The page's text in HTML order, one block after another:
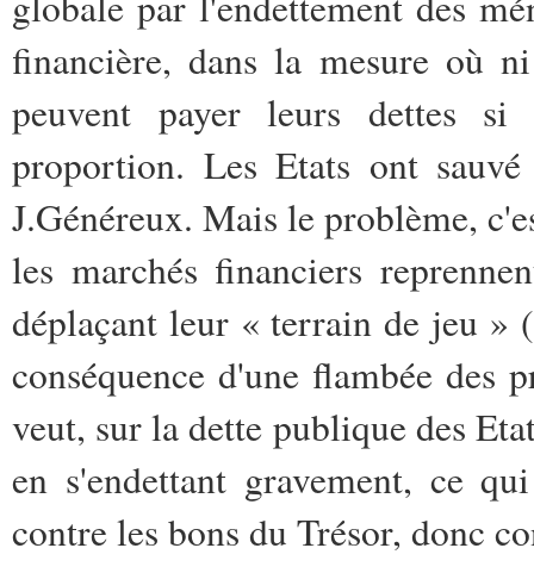
financière, dans la mesure où
peuvent payer leurs dettes si
proportion. Les Etats ont
J.Généreux. Mais le problème,
les marchés financiers
déplaçant leur « terrain de jeu »
conséquence d'une flambée des
veut, sur la dette publique des
en s'endettant gravement, ce
contre les bons du Trésor, donc